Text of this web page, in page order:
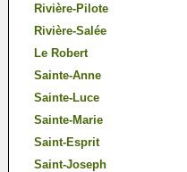
Rivière-Pilote
Rivière-Salée
Le Robert
Sainte-Anne
Sainte-Luce
Sainte-Marie
Saint-Esprit
Saint-Joseph